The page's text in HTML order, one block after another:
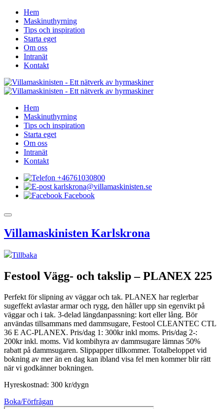
Hem
Maskinuthyrning
Tips och inspiration
Starta eget
Om oss
Intranät
Kontakt
Hem
Maskinuthyrning
Tips och inspiration
Starta eget
Om oss
Intranät
Kontakt
+46761030800
karlskrona@villamaskinisten.se
Facebook
Villamaskinisten Karlskrona
Tillbaka
Festool Vägg- och takslip – PLANEX 225
Perfekt för slipning av väggar och tak. PLANEX har reglerbar
sugeffekt avlastar armar och rygg, den håller upp sin egenvikt på
väggar och i tak. 3-delad längdanpassning: kort eller lång. Bör
användas tillsammans med dammsugare, Festool CLEANTEC CTL
36 E AC-PLANEX. Pris/dag 1: 300kr inkl moms. Pris/dag 2-:
200kr inkl. moms. Vid kombihyra av dammsugare lämnas 50%
rabatt på dammsugaren. Slippapper tillkommer. Totalbeloppet vid
bokning av mer än en dag kan ibland visa fel men kommer blir rätt
när vi godkänner bokningen.
Hyreskostnad: 300 kr/dygn
Boka/Förfrågan